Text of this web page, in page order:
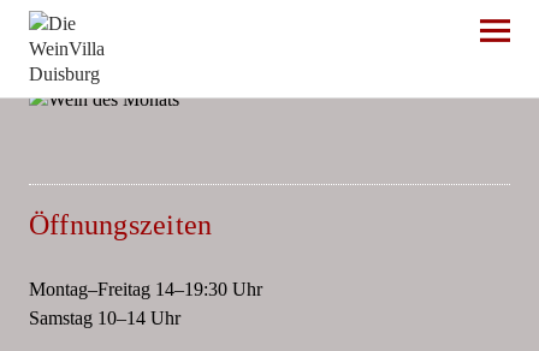
Die WeinVilla Duisburg
Öffnungszeiten
Montag–Freitag 14–19:30 Uhr
Samstag 10–14 Uhr